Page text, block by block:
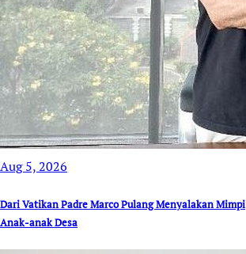
Aug 5, 2026
Dari Vatikan Padre Marco Pulang Menyalakan Mimpi
Anak-anak Desa